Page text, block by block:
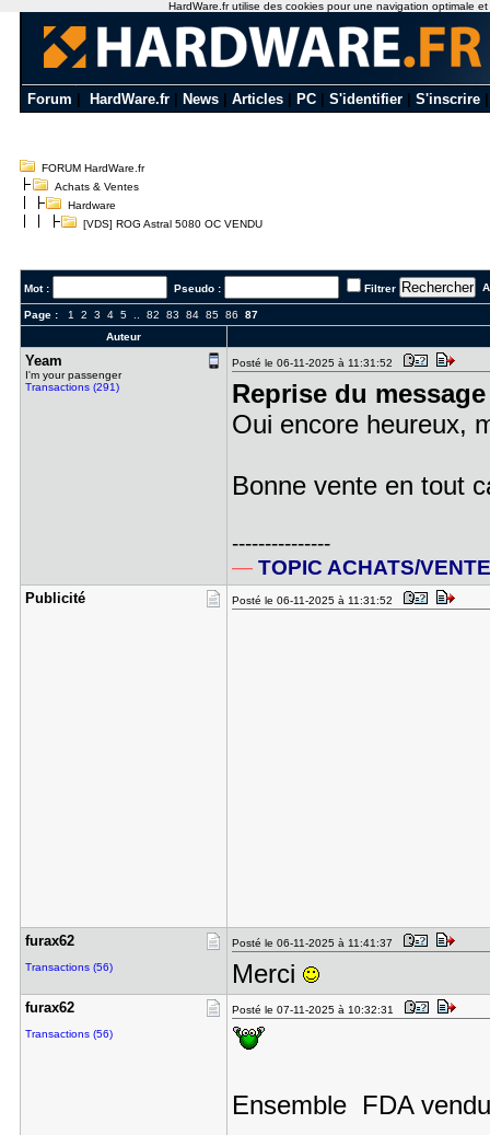
Forum HardWare.fr News Articles PC S'identifier S'inscrire
FORUM HardWare.fr
Achats & Ventes
Hardware
[VDS] ROG Astral 5080 OC VENDU
Mot : Pseudo : Filtrer
Page : 1 2 3 4 5.. 82 83 84 85 86
87
Auteur
Yeam
I'm your passenger
Transactions (291)
Posté le 06-11-2025 à 11:31:52
Reprise du
Oui encore heureux,
Bonne vente en tout
---------------
— TOPIC ACHATS/
Publicité Posté le 06-11-2025 à 11:31:52
furax62
Transactions (56)
Posté le 06-11-2025 à 11:41:37
Merci
furax62
Transactions (56)
Posté le 07-11-2025 à 10:32:31
Ensemble FDA
HardWare.fr utilise des cookies pour une navigation optimale